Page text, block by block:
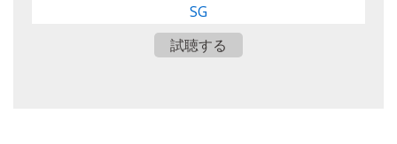
SG
試聴する